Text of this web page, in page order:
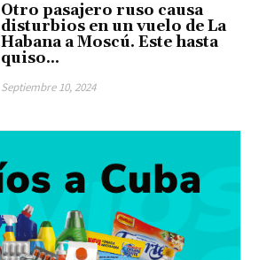
Otro pasajero ruso causa
disturbios en un vuelo de La
Habana a Moscú. Este hasta
quiso…
Septiembre 10, 2024